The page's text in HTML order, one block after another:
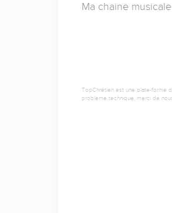
Ma chaine
TopChrétien est une plate-forme
problème technique, merci de